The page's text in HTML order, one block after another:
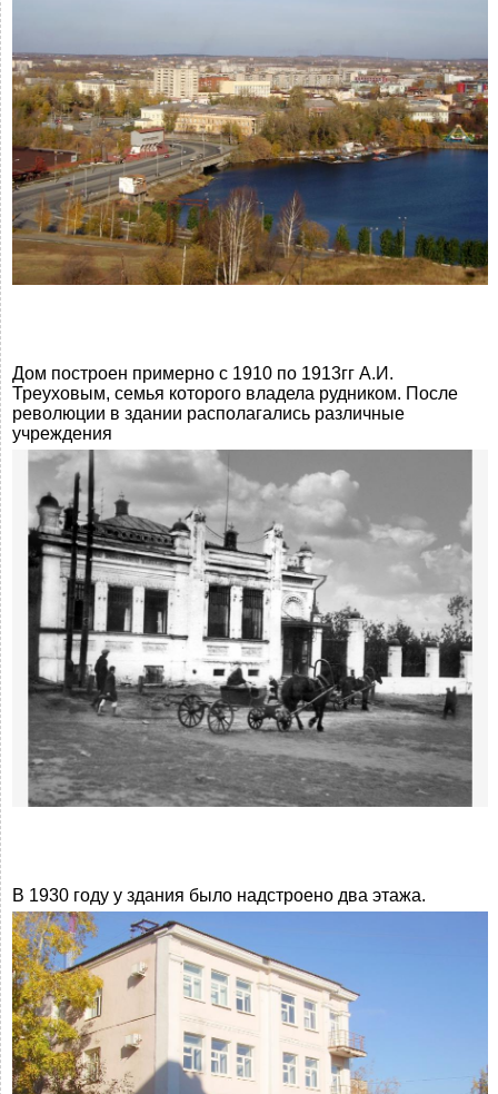
Дом построен примерно с 1910 по 1913гг А.И.
Треуховым, семья которого владела рудником. После
революции в здании располагались различные
учреждения
В 1930 году у здания было надстроено два этажа.